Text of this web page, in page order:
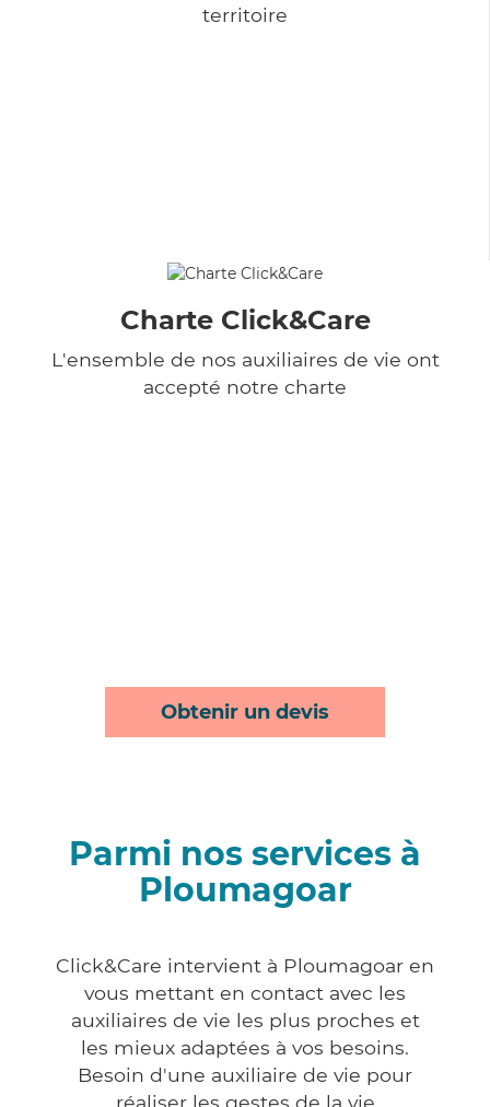
territoire
Charte Click&Care
L'ensemble de nos auxiliaires de vie ont
accepté notre charte
Obtenir un devis
Parmi nos services à
Ploumagoar
Click&Care intervient à Ploumagoar en
vous mettant en contact avec les
auxiliaires de vie les plus proches et
les mieux adaptées à vos besoins.
Besoin d'une auxiliaire de vie pour